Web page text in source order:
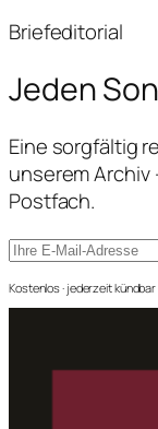
Briefeditorial
Jeden
Eine sorgfältig
unserem
Postfach.
Kostenlos · jederzeit kündbar